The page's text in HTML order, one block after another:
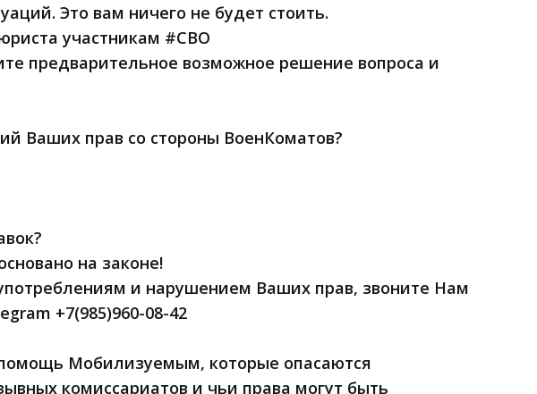
Это вам ничего не будет стоить.
участникам #СВО
предварительное возможное решение вопроса и
Ваших прав со стороны ВоенКоматов?
на законе!
и нарушением Ваших прав, звоните Нам
+7(985)960-08-42
Мобилизуемым, которые опасаются
комиссариатов и чьи права могут быть